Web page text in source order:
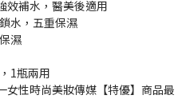
補水，醫美後適用
水，五重保濕
濕
1瓶兩用
性時尚美妝傳媒【特優】商品最